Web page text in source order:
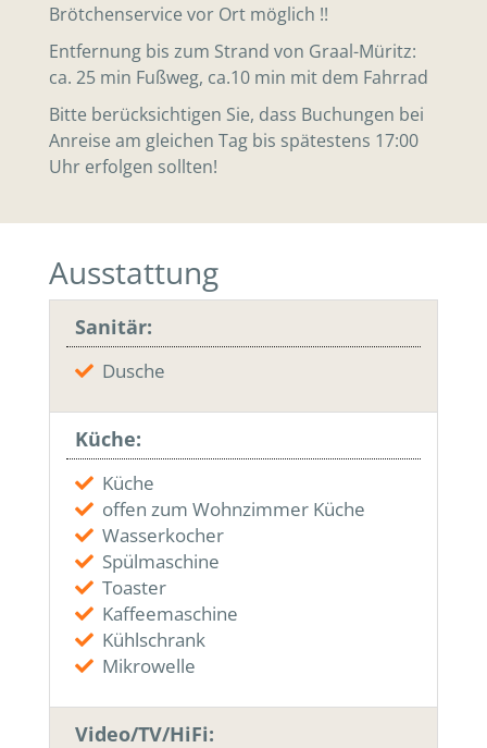
Brötchenservice vor Ort möglich !!
Entfernung bis zum Strand von Graal-Müritz:
ca. 25 min Fußweg, ca.10 min mit dem Fahrrad
Bitte berücksichtigen Sie, dass Buchungen bei
Anreise am gleichen Tag bis spätestens 17:00
Uhr erfolgen sollten!
Ausstattung
Sanitär:
Dusche
Küche:
Küche
offen zum Wohnzimmer Küche
Wasserkocher
Spülmaschine
Toaster
Kaffeemaschine
Kühlschrank
Mikrowelle
Video/TV/HiFi: